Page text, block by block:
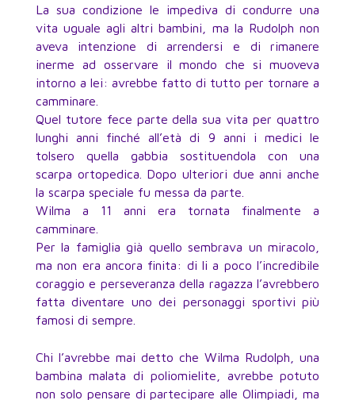
La sua condizione le impediva di condurre una
vita uguale agli altri bambini, ma la Rudolph non
aveva intenzione di arrendersi e di rimanere
inerme ad osservare il mondo che si muoveva
intorno a lei: avrebbe fatto di tutto per tornare a
camminare.
Quel tutore fece parte della sua vita per quattro
lunghi anni finché all’età di 9 anni i medici le
tolsero quella gabbia sostituendola con una
scarpa ortopedica. Dopo ulteriori due anni anche
la scarpa speciale fu messa da parte.
Wilma a 11 anni era tornata finalmente a
camminare.
Per la famiglia già quello sembrava un miracolo,
ma non era ancora finita: di li a poco l’incredibile
coraggio e perseveranza della ragazza l’avrebbero
fatta diventare uno dei personaggi sportivi più
famosi di sempre.
Chi l’avrebbe mai detto che Wilma Rudolph, una
bambina malata di poliomielite, avrebbe potuto
non solo pensare di partecipare alle Olimpiadi, ma